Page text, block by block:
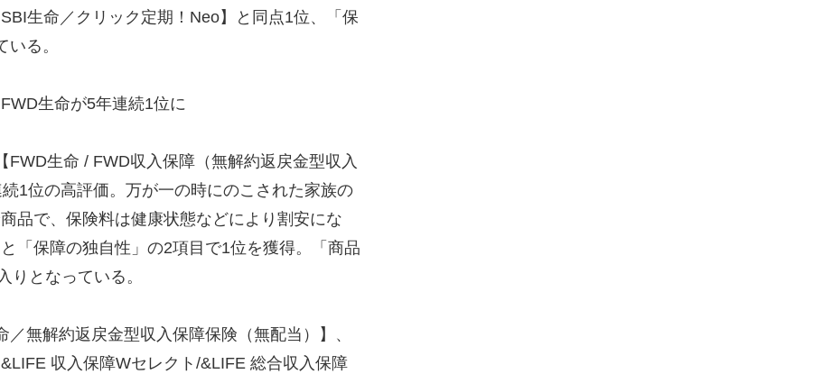
生命／クリック定期！Neo】と同点1位、「保
いる。
生命が5年連続1位に
生命 / FWD収入保障（無解約返戻金型収入
1位の高評価。万が一の時にのこされた家族の
品で、保険料は健康状態などにより割安にな
「保障の独自性」の2項目で1位を獲得。「商品
りとなっている。
無解約返戻金型収入保障保険（無配当）】、
収入保障Wセレクト/&LIFE 総合収入保障